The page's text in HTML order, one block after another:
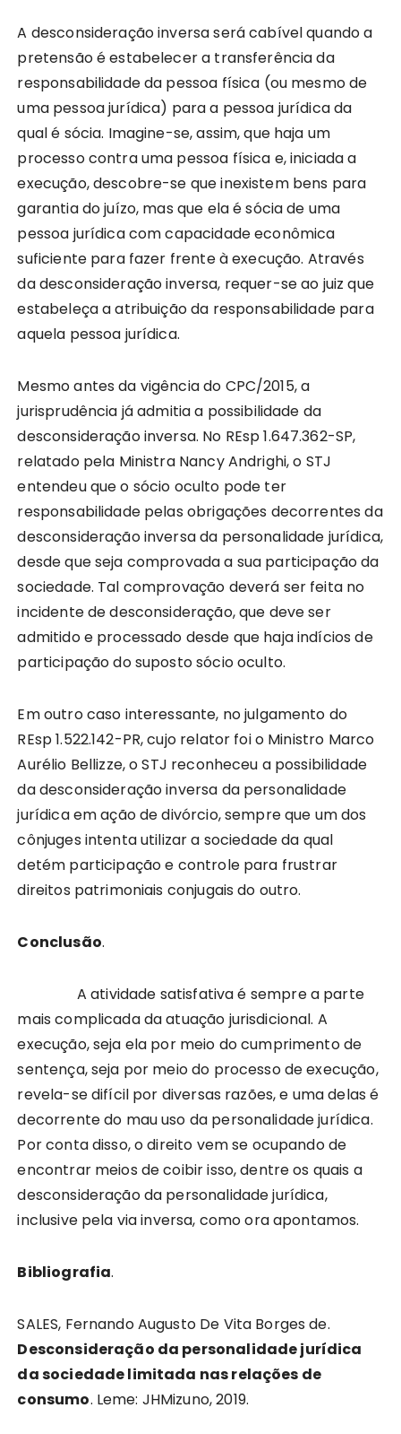
A desconsideração inversa será cabível quando a
pretensão é estabelecer a transferência da
responsabilidade da pessoa física (ou mesmo de
uma pessoa jurídica) para a pessoa jurídica da
qual é sócia. Imagine-se, assim, que haja um
processo contra uma pessoa física e, iniciada a
execução, descobre-se que inexistem bens para
garantia do juízo, mas que ela é sócia de uma
pessoa jurídica com capacidade econômica
suficiente para fazer frente à execução. Através
da desconsideração inversa, requer-se ao juiz que
estabeleça a atribuição da responsabilidade para
aquela pessoa jurídica.
Mesmo antes da vigência do CPC/2015, a
jurisprudência já admitia a possibilidade da
desconsideração inversa. No REsp 1.647.362-SP,
relatado pela Ministra Nancy Andrighi, o STJ
entendeu que o sócio oculto pode ter
responsabilidade pelas obrigações decorrentes da
desconsideração inversa da personalidade jurídica,
desde que seja comprovada a sua participação da
sociedade. Tal comprovação deverá ser feita no
incidente de desconsideração, que deve ser
admitido e processado desde que haja indícios de
participação do suposto sócio oculto.
Em outro caso interessante, no julgamento do
REsp 1.522.142-PR, cujo relator foi o Ministro Marco
Aurélio Bellizze, o STJ reconheceu a possibilidade
da desconsideração inversa da personalidade
jurídica em ação de divórcio, sempre que um dos
cônjuges intenta utilizar a sociedade da qual
detém participação e controle para frustrar
direitos patrimoniais conjugais do outro.
Conclusão.
A atividade satisfativa é sempre a parte
mais complicada da atuação jurisdicional. A
execução, seja ela por meio do cumprimento de
sentença, seja por meio do processo de execução,
revela-se difícil por diversas razões, e uma delas é
decorrente do mau uso da personalidade jurídica.
Por conta disso, o direito vem se ocupando de
encontrar meios de coibir isso, dentre os quais a
desconsideração da personalidade jurídica,
inclusive pela via inversa, como ora apontamos.
Bibliografia.
SALES, Fernando Augusto De Vita Borges de.
Desconsideração da personalidade jurídica
da sociedade limitada nas relações de
consumo. Leme: JHMizuno, 2019.